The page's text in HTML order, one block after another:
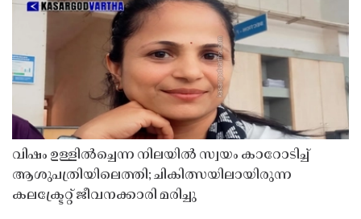
വിഷം ഉള്ളിൽച്ചെന്ന നിലയിൽ സ്വയം കാറോടിച്ച്
ആശുപത്രിയിലെത്തി; ചികിത്സയിലായിരുന്ന
കലക്ട്രേറ്റ് ജീവനക്കാരി മരിച്ചു